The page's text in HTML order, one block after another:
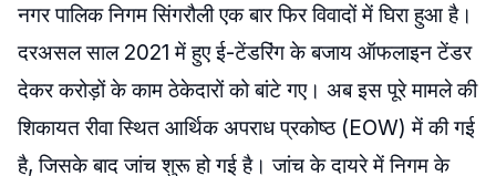
नगर पालिक निगम सिंगरौली एक बार फिर विवादों में घिरा हुआ है।
दरअसल साल 2021 में हुए ई-टेंडरिंग के बजाय ऑफलाइन टेंडर
देकर करोड़ों के काम ठेकेदारों को बांटे गए। अब इस पूरे मामले की
शिकायत रीवा स्थित आर्थिक अपराध प्रकोष्ठ (EOW) में की गई
है, जिसके बाद जांच शुरू हो गई है। जांच के दायरे में निगम के